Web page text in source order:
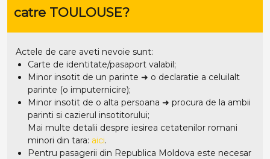
catre TOULOUSE?
Actele de care aveti nevoie sunt:
Carte de identitate/pasaport valabil;
Minor insotit de un parinte ➜ o declaratie a celuilalt
parinte (o imputernicire);
Minor insotit de o alta persoana ➜ procura de la ambii
parinti si cazierul insotitorului;
Mai multe detalii despre iesirea cetatenilor romani
minori din tara: aici.
Pentru pasagerii din Republica Moldova este necesar